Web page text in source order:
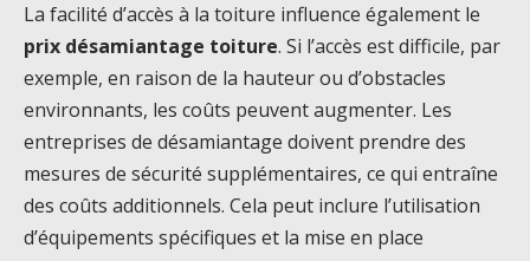
La facilité d’accès à la toiture influence également le
prix désamiantage toiture. Si l’accès est difficile, par
exemple, en raison de la hauteur ou d’obstacles
environnants, les coûts peuvent augmenter. Les
entreprises de désamiantage doivent prendre des
mesures de sécurité supplémentaires, ce qui entraîne
des coûts additionnels. Cela peut inclure l’utilisation
d’équipements spécifiques et la mise en place